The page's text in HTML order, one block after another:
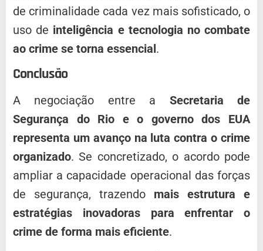
de criminalidade cada vez mais sofisticado, o
uso de inteligência e tecnologia no combate
ao crime se torna essencial.
Conclusão
A negociação entre a Secretaria de
Segurança do Rio e o governo dos EUA
representa um avanço na luta contra o crime
organizado. Se concretizado, o acordo pode
ampliar a capacidade operacional das forças
de segurança, trazendo mais estrutura e
estratégias inovadoras para enfrentar o
crime de forma mais eficiente.